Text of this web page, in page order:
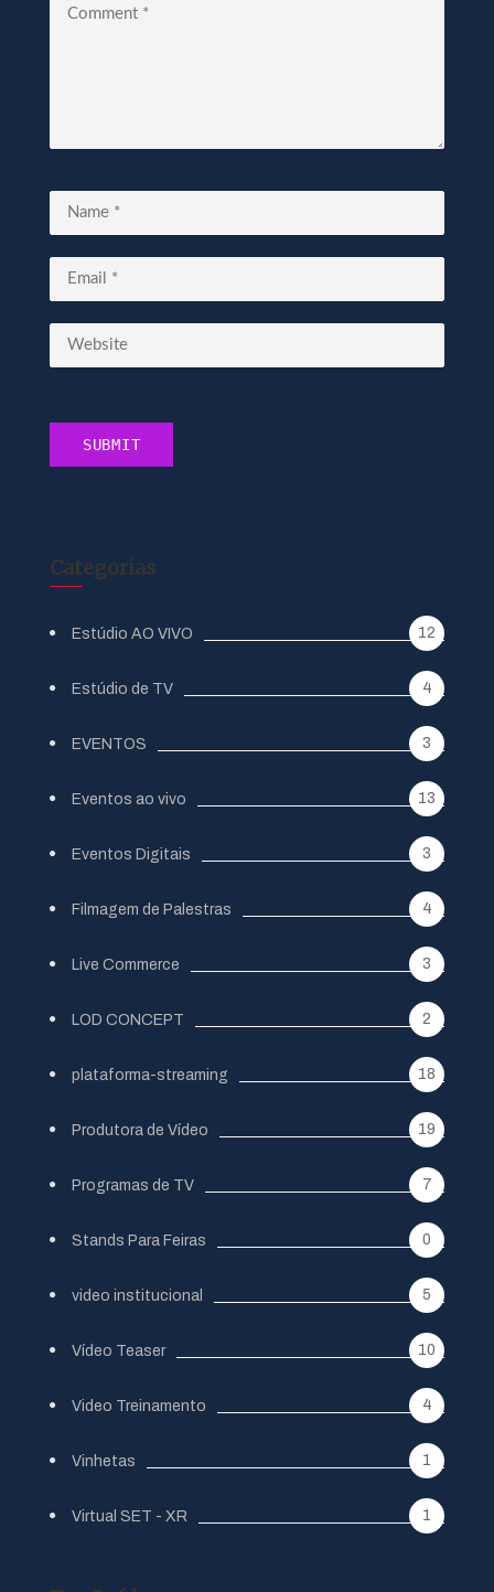
Categorias
Estúdio AO VIVO 12
Estúdio de TV 4
EVENTOS 3
Eventos ao vivo 13
Eventos Digitais 3
Filmagem de Palestras 4
Live Commerce 3
LOD CONCEPT 2
plataforma-streaming 18
Produtora de Vídeo 19
Programas de TV 7
Stands Para Feiras 0
video institucional 5
Vídeo Teaser 10
Video Treinamento 4
Vinhetas 1
Virtual SET - XR 1